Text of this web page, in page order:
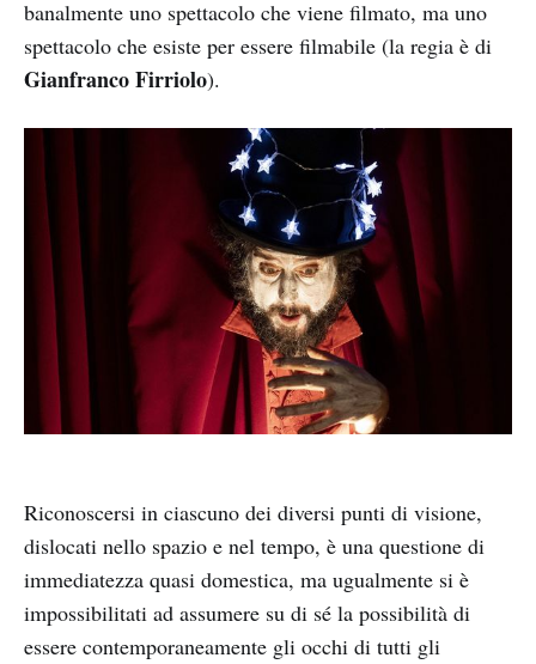
banalmente uno spettacolo che viene filmato, ma uno
spettacolo che esiste per essere filmabile (la regia è di
Gianfranco Firriolo).
Riconoscersi in ciascuno dei diversi punti di visione,
dislocati nello spazio e nel tempo, è una questione di
immediatezza quasi domestica, ma ugualmente si è
impossibilitati ad assumere su di sé la possibilità di
essere contemporaneamente gli occhi di tutti gli